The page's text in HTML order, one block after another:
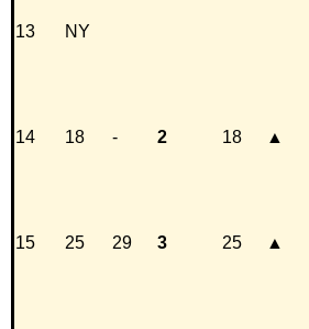
13 NY
14 18 - 2 18 ▲
15 25 29 3 25 ▲